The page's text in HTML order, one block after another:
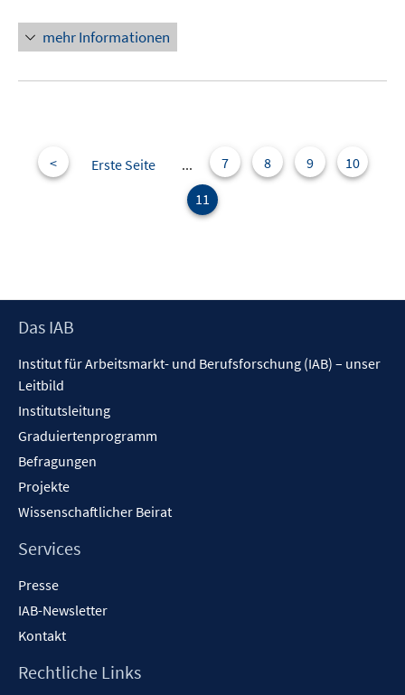
mehr Informationen
< Erste Seite ... 7 8 9
10
11
Footer
Das IAB
Institut für Arbeitsmarkt- und Berufsforschung (IAB) – unser
Leitbild
Institutsleitung
Graduiertenprogramm
Befragungen
Projekte
Wissenschaftlicher Beirat
Services
Presse
IAB-Newsletter
Kontakt
Rechtliche Links